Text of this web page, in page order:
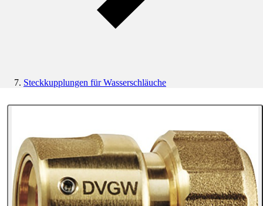
Steckkupplungen für Wasserschläuche